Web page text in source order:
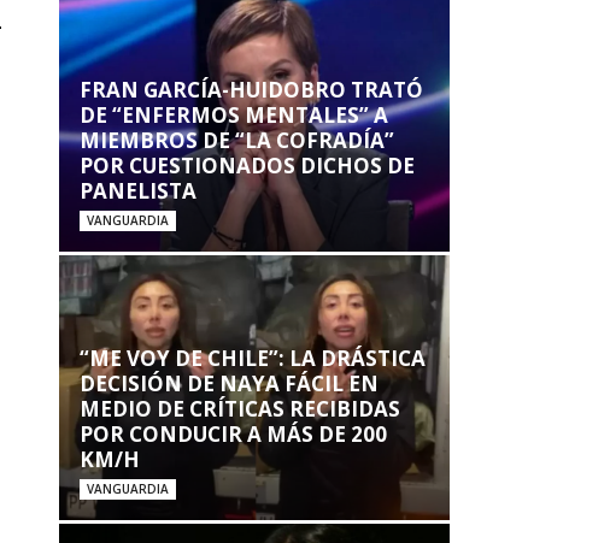
FRAN GARCÍA-HUIDOBRO TRATÓ
DE “ENFERMOS MENTALES” A
MIEMBROS DE “LA COFRADÍA”
POR CUESTIONADOS DICHOS DE
PANELISTA
VANGUARDIA
“ME VOY DE CHILE”: LA DRÁSTICA
DECISIÓN DE NAYA FÁCIL EN
MEDIO DE CRÍTICAS RECIBIDAS
POR CONDUCIR A MÁS DE 200
KM/H
VANGUARDIA